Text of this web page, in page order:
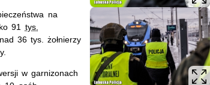
na
91 tys.
36 tys. żołnierzy
w garnizonach